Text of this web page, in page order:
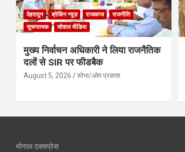
देहरादून ब्रेकिंग न्यूज़ राजकाज
राजनीति
सूचनात्मक
सोशल मीडिया
मुख्य निर्वाचन अधिकारी ने लिया राजनैतिक
दलों से SIR पर फीडबैक
August 5, 2026 शोभा/ओम प्रकाश
मोनाल एक्सप्रेस